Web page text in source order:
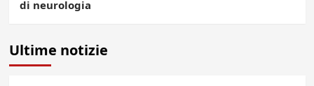
di neurologia
Ultime notizie